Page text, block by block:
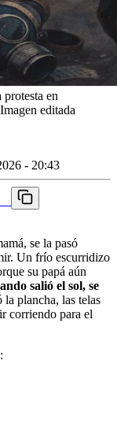
en
editada
- 20:43
se la pasó
Un frío escurridizo
su papá aún
salió el sol, se
la plancha, las telas
corriendo para el